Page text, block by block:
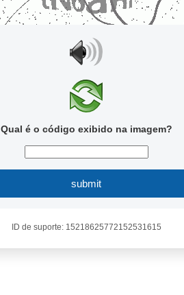
Qual é o código exibido na imagem?
submit
ID de suporte: 15218625772152531615